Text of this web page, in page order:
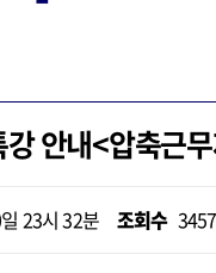
안내<압축근
23시 32분 조회수 3457